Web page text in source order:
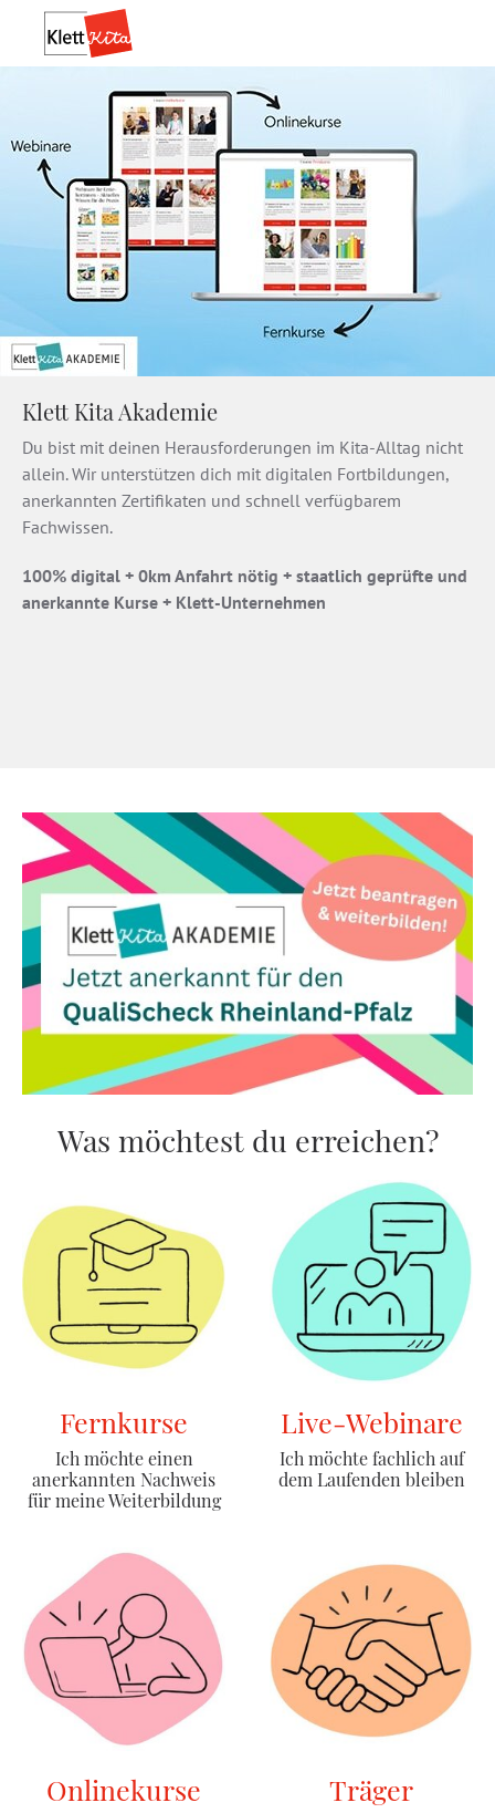
Klett Kita Akademie
Du bist mit deinen Herausforderungen im Kita-Alltag nicht
allein. Wir unterstützen dich mit digitalen Fortbildungen,
anerkannten Zertifikaten und schnell verfügbarem
Fachwissen.
100% digital + 0km Anfahrt nötig + staatlich geprüfte und
anerkannte Kurse + Klett-Unternehmen
Was möchtest du erreichen?
Fernkurse
Ich möchte einen
anerkannten Nachweis
für meine Weiterbildung
Live-Webinare
Ich möchte fachlich auf
dem Laufenden bleiben
Onlinekurse Träger